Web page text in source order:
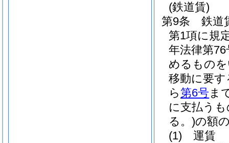
(鉄道賃)
第9条
鉄道
第1項に規
年法律第76
めるもの
移動に要
ら第6号ま
に支払う
る。)の額
(1)
運賃